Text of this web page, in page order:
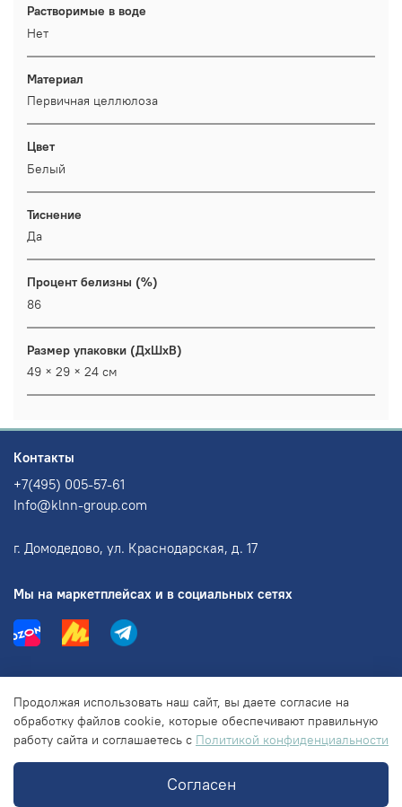
Растворимые в воде
Нет
Материал
Первичная целлюлоза
Цвет
Белый
Тиснение
Да
Процент белизны (%)
86
Размер упаковки (ДхШхВ)
49 × 29 × 24 см
Информация
Правовая информация
Контакты
+7(495) 005-57-61
Info@klnn-group.com
г. Домодедово, ул. Краснодарская, д. 17
Мы на маркетплейсах и в социальных сетях
Продолжая использовать наш сайт, вы даете согласие на
обработку файлов cookie, которые обеспечивают правильную
работу сайта и соглашаетесь с Политикой конфиденциальности
Согласен